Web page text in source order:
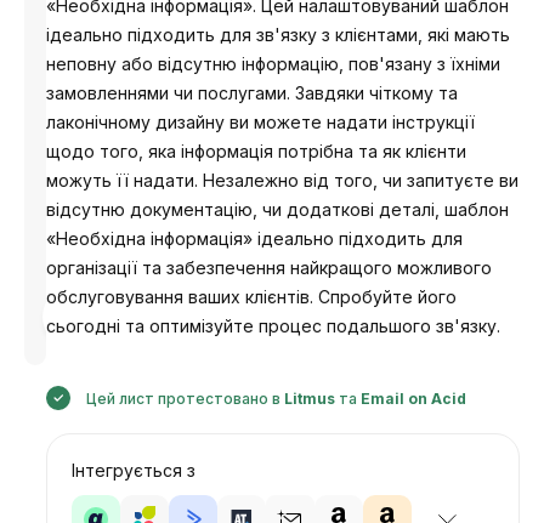
Розроблено
Анастасія
«Необхідна інформація». Цей налаштовуваний шаблон
ідеально підходить для зв'язку з клієнтами, які мають
неповну або відсутню інформацію, пов'язану з їхніми
замовленнями чи послугами. Завдяки чіткому та
лаконічному дизайну ви можете надати інструкції
щодо того, яка інформація потрібна та як клієнти
можуть її надати. Незалежно від того, чи запитуєте ви
відсутню документацію, чи додаткові деталі, шаблон
«Необхідна інформація» ідеально підходить для
організації та забезпечення найкращого можливого
обслуговування ваших клієнтів. Спробуйте його
сьогодні та оптимізуйте процес подальшого зв'язку.
Цей лист протестовано в Litmusта Email on Acid
Інтегрується з